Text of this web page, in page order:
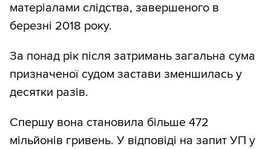
матеріалами слідства, завершеного в
березні 2018 року.
За понад рік після затримань загальна сума
призначеної судом застави зменшилась у
десятки разів.
Спершу вона становила більше 472
мільйонів гривень. У відповіді на запит УП у